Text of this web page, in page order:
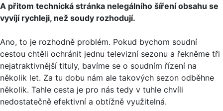
A přitom technická stránka nelegálního šíření obsahu se
vyvíjí rychleji, než soudy rozhodují.
Ano, to je rozhodně problém. Pokud bychom soudní
cestou chtěli ochránit jednu televizní sezonu a řekněme tři
nejatraktivnější tituly, bavíme se o soudním řízení na
několik let. Za tu dobu nám ale takových sezon odběhne
několik. Tahle cesta je pro nás tedy v tuhle chvíli
nedostatečně efektivní a obtížně využitelná.